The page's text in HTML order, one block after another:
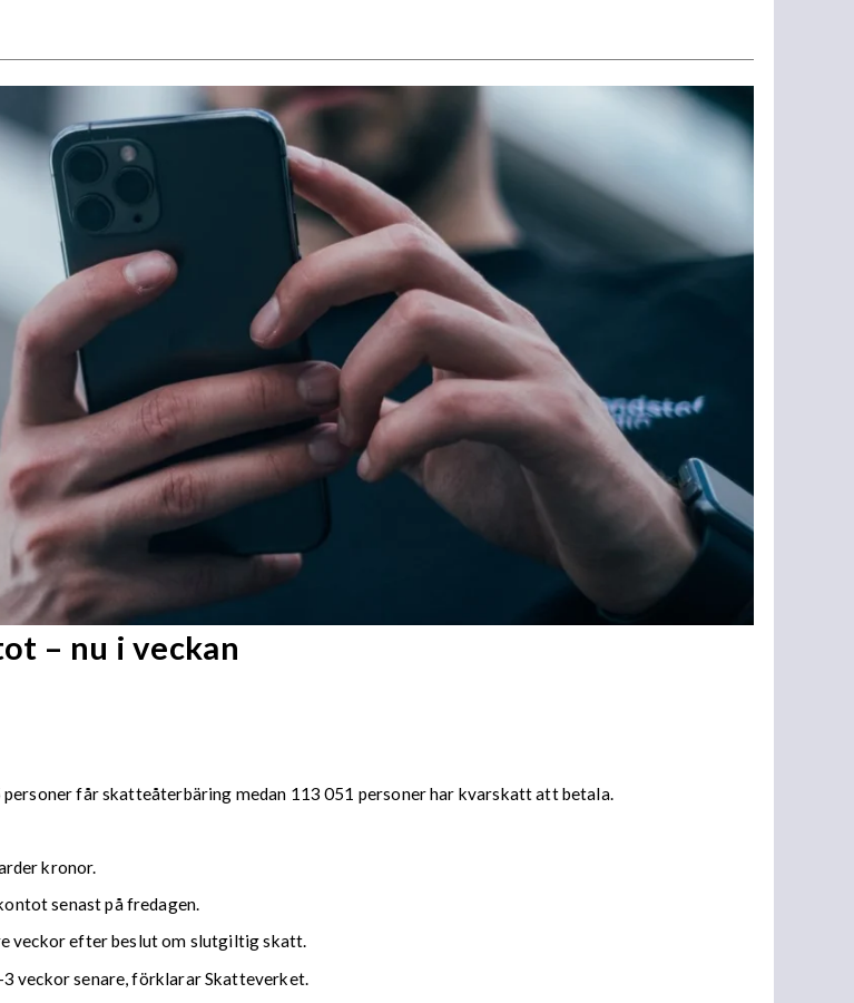
– nu i veckan
får skatteåterbäring medan 113 051 personer har kvarskatt att betala.
kronor.
senast på fredagen.
veckor efter beslut om slutgiltig skatt.
veckor senare, förklarar Skatteverket.